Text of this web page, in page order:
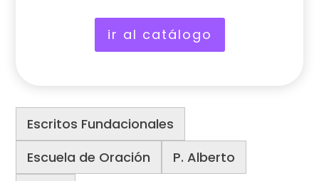
ir al catálogo
Escritos Fundacionales
Escuela de Oración
P. Alberto